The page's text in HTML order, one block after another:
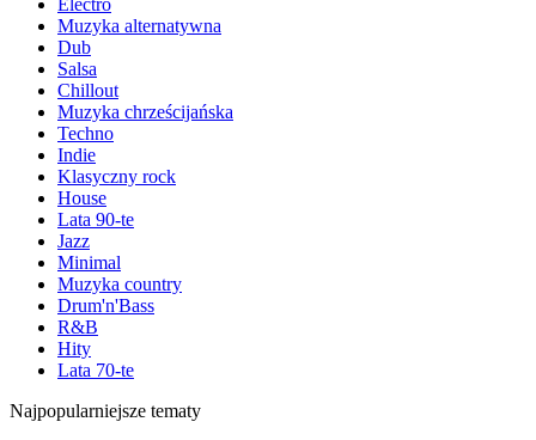
Electro
Muzyka alternatywna
Dub
Salsa
Chillout
Muzyka chrześcijańska
Techno
Indie
Klasyczny rock
House
Lata 90-te
Jazz
Minimal
Muzyka country
Drum'n'Bass
R&B
Hity
Lata 70-te
Najpopularniejsze tematy